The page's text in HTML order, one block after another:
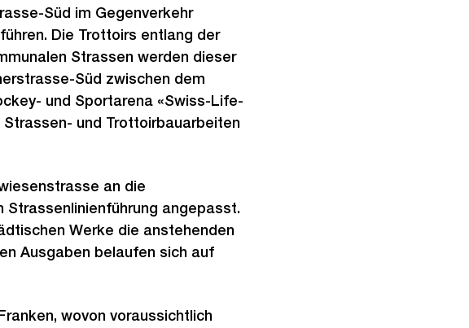
Süd im Gegenverkehr
Die Trottoirs entlang der
Strassen werden dieser
Süd zwischen dem
und Sportarena «Swiss-Life-
und Trottoirbauarbeiten
an die
Strassenlinienführung angepasst.
Werke die anstehenden
Ausgaben belaufen sich auf
wovon voraussichtlich